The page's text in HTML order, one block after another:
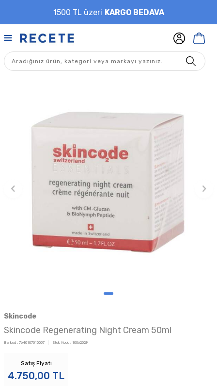
1500 TL üzeri KARGO BEDAVA
Skincode
Skincode Regenerating Night Cream 50ml
Barkod : 7640107010057 Stok Kodu : 10062029
Satış Fiyatı
4.750,00 TL